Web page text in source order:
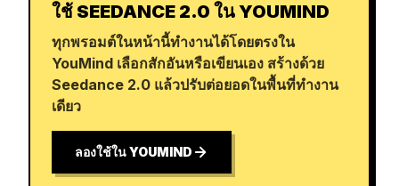
ใช้ SEEDANCE 2.0 ใน YOUMIND
ทุกพรอมต์ในหน้านี้ทำงานได้โดยตรงใน
YouMind เลือกสักอันหรือเขียนเอง สร้างด้วย
Seedance 2.0 แล้วปรับต่อยอดในพื้นที่ทำงาน
เดียว
ลองใช้ใน YOUMIND